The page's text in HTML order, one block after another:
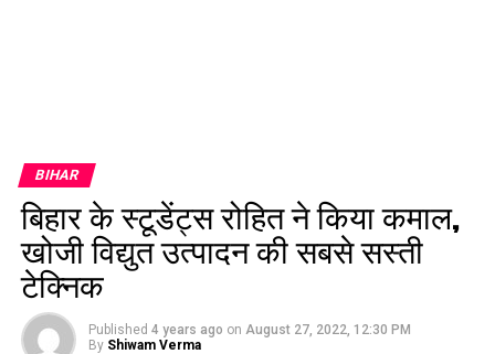
BIHAR
बिहार के स्टूडेंट्स रोहित ने किया कमाल,
खोजी विद्युत उत्पादन की सबसे सस्ती
टेक्निक
Published 4 years ago on August 27, 2022, 12:30 PM
By Shiwam Verma